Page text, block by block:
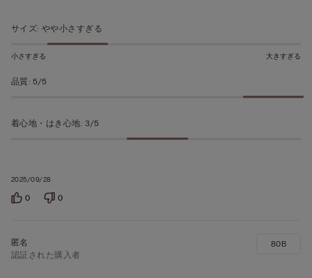
の
価
2025/09/28
サイズ: やや小さすぎる
小さすぎる 大きすぎる
品質: 5/5
着心地・はき心地: 3/5
0 0
認証された購入者
80B